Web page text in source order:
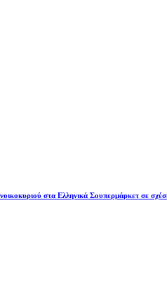
στα Ελληνικά Σουπερμάρκετ σε